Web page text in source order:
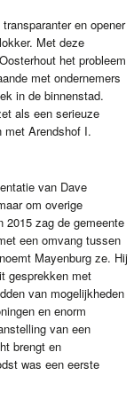
en opener
Met deze
het probleem
met ondernemers
in de binnenstad.
als een serieuze
met Arendshof I.
van Dave
om overige
2015 zag de gemeente
een omvang tussen
Mayenburg ze. Hij
gesprekken met
van mogelijkheden
en enorm
van een
brengt en
was een eerste